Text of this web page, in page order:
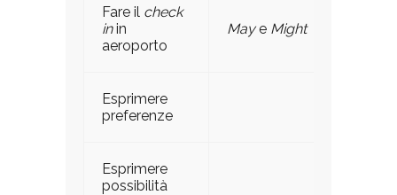
Fare il check
inin
aeroporto
Maye Might
Esprimere
preferenze
Esprimere
possibilità